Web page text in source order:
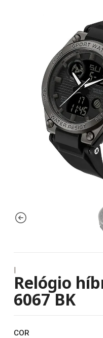
|
Relógio
6067 BK
COR